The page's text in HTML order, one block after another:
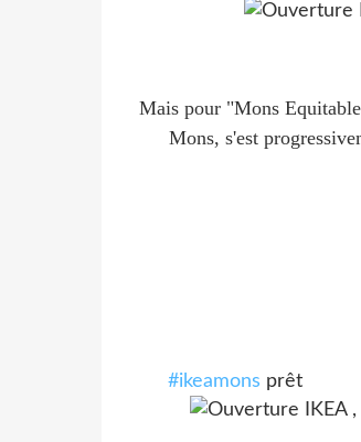
Mais pour "Mons
Mons, s'est
#ikeamons prêt